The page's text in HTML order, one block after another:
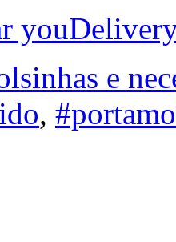
you
e
,